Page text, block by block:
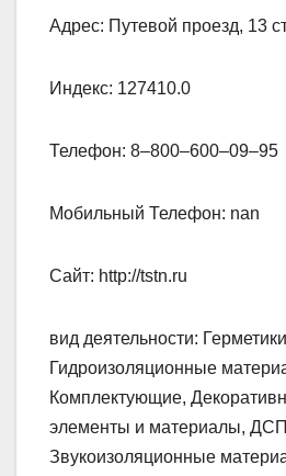
Адрес: Путевой проезд, 13
Индекс: 127410.0
Телефон: 8‒800‒600‒09‒95
Мобильный Телефон: nan
Сайт: http://tstn.ru
вид деятельности:
Гидроизоляционные
Комплектующие,
элементы и материалы,
Звукоизоляционные